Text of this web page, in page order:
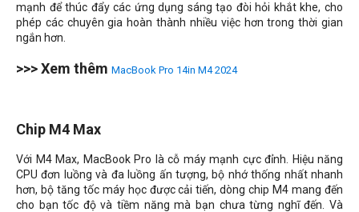
mạnh để thúc đẩy các ứng dụng sáng tạo đòi hỏi khắt khe, cho
phép các chuyên gia hoàn thành nhiều việc hơn trong thời gian
ngắn hơn.
>>> Xem thêm MacBook Pro 14in M4 2024
Chip M4 Max
Với M4 Max, MacBook Pro là cỗ máy mạnh cực đỉnh. Hiệu năng
CPU đơn luồng và đa luồng ấn tượng, bộ nhớ thống nhất nhanh
hơn, bộ tăng tốc máy học được cải tiến, dòng chip M4 mang đến
cho bạn tốc độ và tiềm năng mà bạn chưa từng nghĩ đến. Và